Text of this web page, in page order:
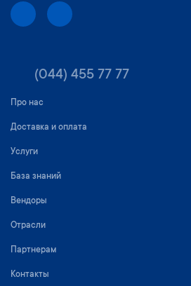
(044) 455 77 77
Про нас
Доставка и оплата
Услуги
База знаний
Вендоры
Отрасли
Партнерам
Контакты